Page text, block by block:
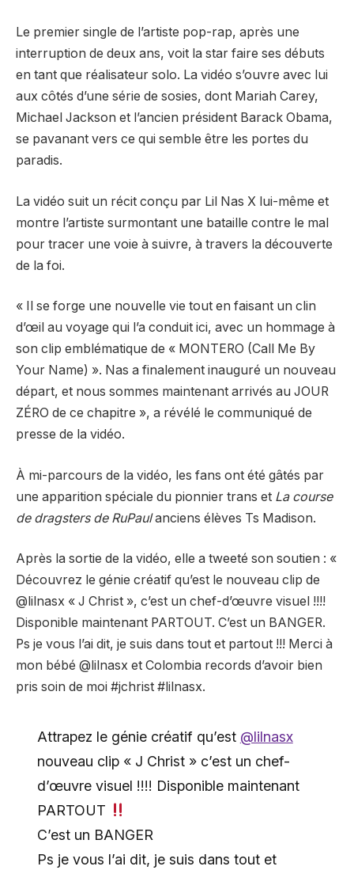
Le premier single de l’artiste pop-rap, après une
interruption de deux ans, voit la star faire ses débuts
en tant que réalisateur solo. La vidéo s’ouvre avec lui
aux côtés d’une série de sosies, dont Mariah Carey,
Michael Jackson et l’ancien président Barack Obama,
se pavanant vers ce qui semble être les portes du
paradis.
La vidéo suit un récit conçu par Lil Nas X lui-même et
montre l’artiste surmontant une bataille contre le mal
pour tracer une voie à suivre, à travers la découverte
de la foi.
« Il se forge une nouvelle vie tout en faisant un clin
d’œil au voyage qui l’a conduit ici, avec un hommage à
son clip emblématique de « MONTERO (Call Me By
Your Name) ». Nas a finalement inauguré un nouveau
départ, et nous sommes maintenant arrivés au JOUR
ZÉRO de ce chapitre », a révélé le communiqué de
presse de la vidéo.
À mi-parcours de la vidéo, les fans ont été gâtés par
une apparition spéciale du pionnier trans et La course
de dragsters de RuPaulanciens élèves Ts Madison.
Après la sortie de la vidéo, elle a tweeté son soutien : «
Découvrez le génie créatif qu’est le nouveau clip de
@lilnasx « J Christ », c’est un chef-d’œuvre visuel !!!!
Disponible maintenant PARTOUT. C’est un BANGER.
Ps je vous l’ai dit, je suis dans tout et partout !!! Merci à
mon bébé @lilnasx et Colombia records d’avoir bien
pris soin de moi #jchrist #lilnasx.
Attrapez le génie créatif qu’est @lilnasx
nouveau clip « J Christ » c’est un chef-
d’œuvre visuel !!!! Disponible maintenant
PARTOUT
C’est un BANGER
Ps je vous l’ai dit, je suis dans tout et